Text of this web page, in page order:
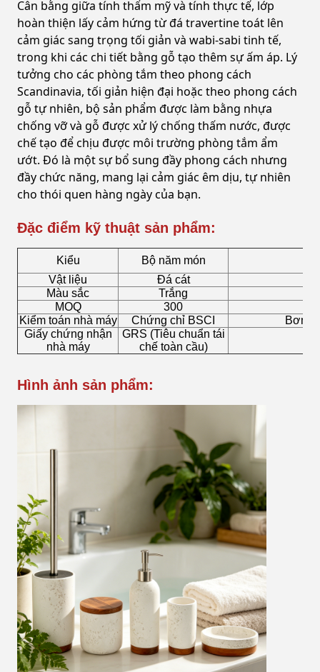
Cân bằng giữa tính thẩm mỹ và tính thực tế, lớp
hoàn thiện lấy cảm hứng từ đá travertine toát lên
cảm giác sang trọng tối giản và wabi-sabi tinh tế,
trong khi các chi tiết bằng gỗ tạo thêm sự ấm áp. Lý
tưởng cho các phòng tắm theo phong cách
Scandinavia, tối giản hiện đại hoặc theo phong cách
gỗ tự nhiên, bộ sản phẩm được làm bằng nhựa
chống vỡ và gỗ được xử lý chống thấm nước, được
chế tạo để chịu được môi trường phòng tắm ẩm
ướt. Đó là một sự bổ sung đầy phong cách nhưng
đầy chức năng, mang lại cảm giác êm dịu, tự nhiên
cho thói quen hàng ngày của bạn.
Đặc điểm kỹ thuật sản phẩm:
Kiểu
Bộ năm món
Vật liệu
Đá cát
Màu sắc
Trắng
MOQ
300
Kiểm toán nhà máy
Chứng chỉ BSCI
Bơm
Giấy chứng nhận
nhà máy
GRS (Tiêu chuẩn tái
chế toàn cầu)
Hình ảnh sản phẩm: